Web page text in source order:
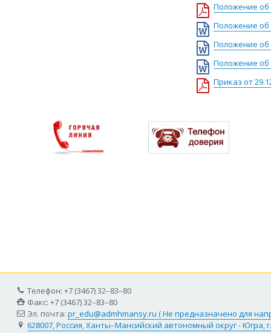
Положение об
Положение об
Положение об
Положение об
Приказ от
Телефон: +7 (3467) 32–83–80
Факс: +7 (3467) 32–83–80
Эл. почта: pr_edu@admhmansy.ru ( Не предназначено для
628007, Россия, Ханты–Мансийский автономный округ - Югра,